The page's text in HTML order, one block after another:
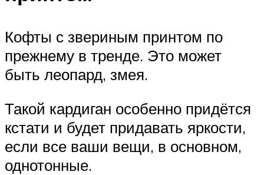
Кофты с звериным принтом по
прежнему в тренде. Это может
быть леопард, змея.
Такой кардиган особенно придётся
кстати и будет придавать яркости,
если все ваши вещи, в основном,
однотонные.